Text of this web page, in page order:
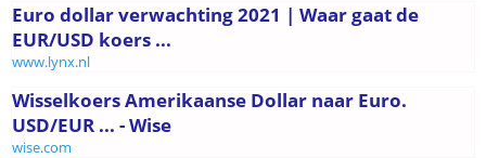
Euro dollar verwachting 2021 | Waar gaat de
EUR/USD koers ...
www.lynx.nl
Wisselkoers Amerikaanse Dollar naar Euro.
USD/EUR ... - Wise
wise.com